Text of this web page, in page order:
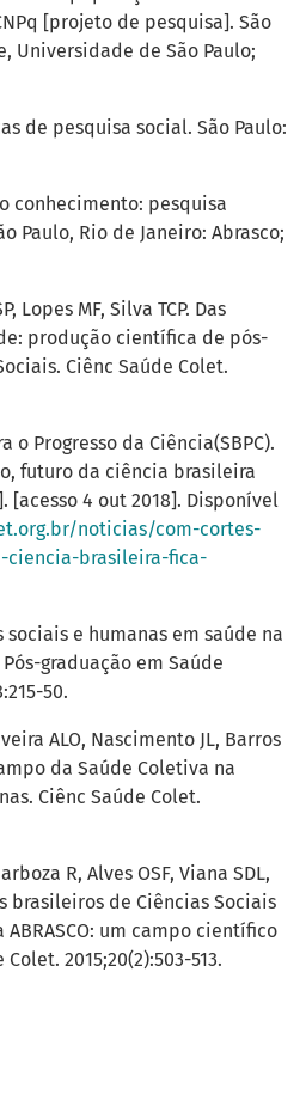
[projeto de pesquisa]. São
Universidade de São Paulo;
de pesquisa social. São Paulo:
conhecimento: pesquisa
Paulo, Rio de Janeiro: Abrasco;
Lopes MF, Silva TCP. Das
produção científica de pós-
Ciênc Saúde Colet.
o Progresso da Ciência(SBPC).
futuro da ciência brasileira
4 out 2018]. Disponível
noticias/com-cortes-
ciencia-brasileira-fica-
sociais e humanas em saúde na
graduação em Saúde
50.
ALO, Nascimento JL, Barros
da Saúde Coletiva na
Ciênc Saúde Colet.
R, Alves OSF, Viana SDL,
brasileiros de Ciências Sociais
um campo científico
2015;20(2):503-513.